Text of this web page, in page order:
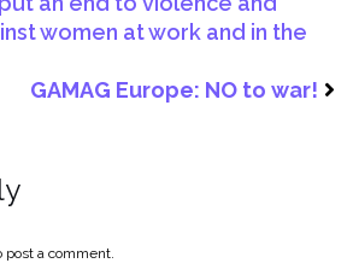
women at work and in the
GAMAG Europe: NO to war!
post a comment.